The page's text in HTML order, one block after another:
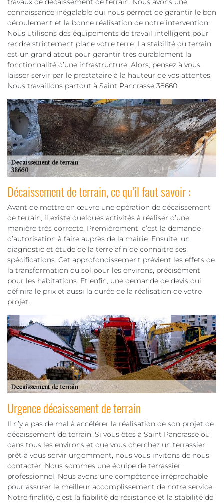
connaissance inégalable qui nous permet de garantir le bon
déroulement et la bonne réalisation de notre intervention.
Nous utilisons des équipements de travail intelligent pour
rendre strictement plane votre terre. La stabilité du terrain
est un grand atout pour garantir très durablement la
fonctionnalité d’une infrastructure. Alors, pensez à vous
laisser servir par le prestataire à la hauteur de vos attentes.
Nous travaillons partout à Saint Pancrasse 38660.
Décaissement de terrain, ce qu’il faut savoir :
Avant de mettre en œuvre une opération de décaissement
de terrain, il existe quelques activités à réaliser d’une
manière très correcte. Premièrement, c’est la demande
d’autorisation à faire auprès de la mairie. Ensuite, un
diagnostic et étude de la terre afin de connaitre ses
spécifications. Cet approfondissement prévient les effets de
la transformation du sol pour les environs, précisément
pour les habitations. Et enfin, une demande de devis qui
définira le prix et aussi la durée de la réalisation de votre
projet.
Urgence décaissement de terrain
Il n’y a pas de mal à accélérer la réalisation de son projet de
décaissement de terrain. Si vous êtes à Saint Pancrasse ou
dans tous les environs et que vous cherchez un terrassier
prêt à vous servir urgemment, nous vous invitons de nous
contacter. Nous sommes une équipe de terrassier
professionnel. Nous avons une compétence irréprochable
pour assurer le meilleur accomplissement de notre service.
Notre finalité, c’est la fiabilité de résistance et la stabilité de